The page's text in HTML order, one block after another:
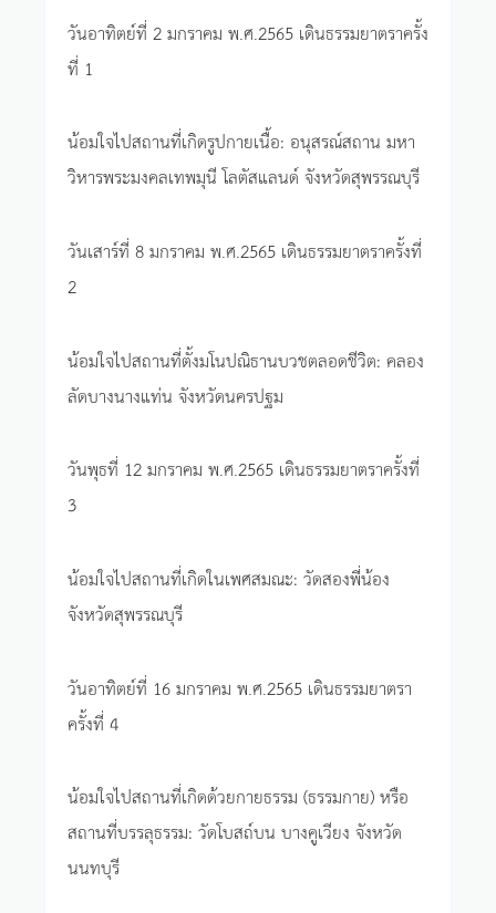
วันอาทิตย์ที่ 2 มกราคม พ.ศ.2565 เดินธรรมยาตราครั้ง
ที่ 1
น้อมใจไปสถานที่เกิดรูปกายเนื้อ: อนุสรณ์สถาน มหา
วิหารพระมงคลเทพมุนี โลตัสแลนด์ จังหวัดสุพรรณบุรี
วันเสาร์ที่ 8 มกราคม พ.ศ.2565 เดินธรรมยาตราครั้งที่
2
น้อมใจไปสถานที่ตั้งมโนปณิธานบวชตลอดชีวิต: คลอง
ลัดบางนางแท่น จังหวัดนครปฐม
วันพุธที่ 12 มกราคม พ.ศ.2565 เดินธรรมยาตราครั้งที่
3
น้อมใจไปสถานที่เกิดในเพศสมณะ: วัดสองพี่น้อง
จังหวัดสุพรรณบุรี
วันอาทิตย์ที่ 16 มกราคม พ.ศ.2565 เดินธรรมยาตรา
ครั้งที่ 4
น้อมใจไปสถานที่เกิดด้วยกายธรรม (ธรรมกาย) หรือ
สถานที่บรรลุธรรม: วัดโบสถ์บน บางคูเวียง จังหวัด
นนทบุรี